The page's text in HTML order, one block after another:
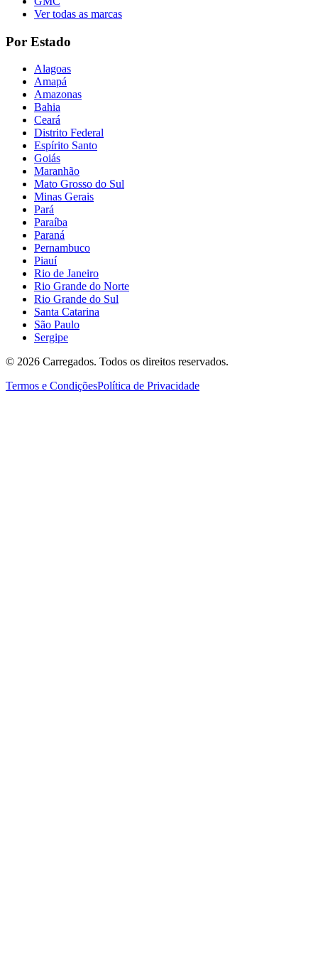
Ver todas as marcas
Por Estado
Alagoas
Amapá
Amazonas
Bahia
Ceará
Distrito Federal
Espírito Santo
Goiás
Maranhão
Mato Grosso do Sul
Minas Gerais
Pará
Paraíba
Paraná
Pernambuco
Piauí
Rio de Janeiro
Rio Grande do Norte
Rio Grande do Sul
Santa Catarina
São Paulo
Sergipe
© 2026 Carregados. Todos os direitos reservados.
Termos e CondiçõesPolítica de Privacidade